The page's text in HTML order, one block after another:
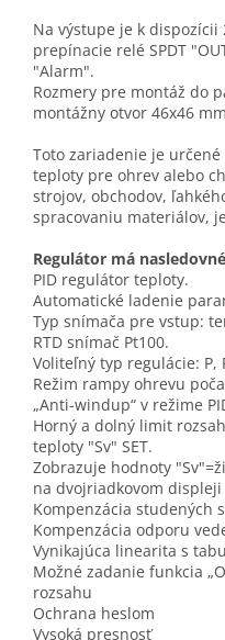
Na výstupe je k dispozícii
prepínacie relé SPDT
"Alarm".
Rozmery pre montáž do
montážny otvor 46x46
Toto zariadenie je
teploty pre ohrev alebo
strojov, obchodov,
spracovaniu materiálov,
Regulátor má
PID regulátor teploty.
Automatické ladenie
Typ snímača pre vstup:
RTD snímač Pt100.
Voliteľný typ regulácie: P,
Režim rampy ohrevu
„Anti-windup“ v režime
Horný a dolný limit
teploty "Sv" SET.
Zobrazuje hodnoty
na dvojriadkovom displeji
Kompenzácia studených
Kompenzácia odporu
Vynikajúca linearita s
Možné zadanie funkcia
rozsahu
Ochrana heslom
Vysoká presnosť